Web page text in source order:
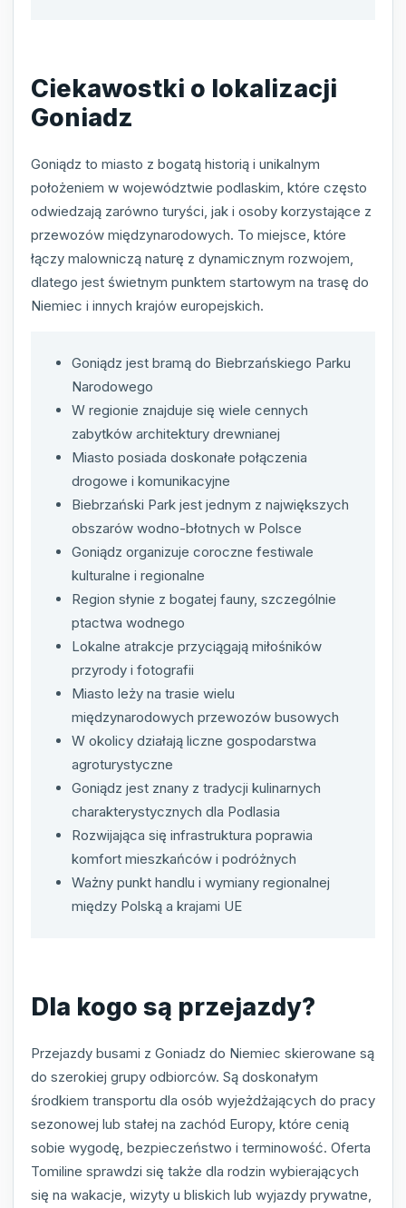
Ciekawostki o lokalizacji
Goniadz
Goniądz to miasto z bogatą historią i unikalnym
położeniem w województwie podlaskim, które często
odwiedzają zarówno turyści, jak i osoby korzystające z
przewozów międzynarodowych. To miejsce, które
łączy malowniczą naturę z dynamicznym rozwojem,
dlatego jest świetnym punktem startowym na trasę do
Niemiec i innych krajów europejskich.
Goniądz jest bramą do Biebrzańskiego Parku
Narodowego
W regionie znajduje się wiele cennych
zabytków architektury drewnianej
Miasto posiada doskonałe połączenia
drogowe i komunikacyjne
Biebrzański Park jest jednym z największych
obszarów wodno-błotnych w Polsce
Goniądz organizuje coroczne festiwale
kulturalne i regionalne
Region słynie z bogatej fauny, szczególnie
ptactwa wodnego
Lokalne atrakcje przyciągają miłośników
przyrody i fotografii
Miasto leży na trasie wielu
międzynarodowych przewozów busowych
W okolicy działają liczne gospodarstwa
agroturystyczne
Goniądz jest znany z tradycji kulinarnych
charakterystycznych dla Podlasia
Rozwijająca się infrastruktura poprawia
komfort mieszkańców i podróżnych
Ważny punkt handlu i wymiany regionalnej
między Polską a krajami UE
Dla kogo są przejazdy?
Przejazdy busami z Goniadz do Niemiec skierowane są
do szerokiej grupy odbiorców. Są doskonałym
środkiem transportu dla osób wyjeżdżających do pracy
sezonowej lub stałej na zachód Europy, które cenią
sobie wygodę, bezpieczeństwo i terminowość. Oferta
Tomiline sprawdzi się także dla rodzin wybierających
się na wakacje, wizyty u bliskich lub wyjazdy prywatne,